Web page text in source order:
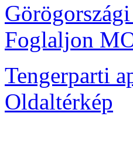
Foglaljon
Tengerparti
Oldaltérkép